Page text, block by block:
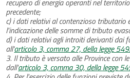
precedente;
c) i dati relativi al contenzioso tributario
l'indicazione delle somme di tributo
d) i dati relativi agli introiti derivanti dai
all'articolo 3, comma 27, della legge
3. Il tributo è versato alle Province con
dall'articolo 3, comma 30, della legge